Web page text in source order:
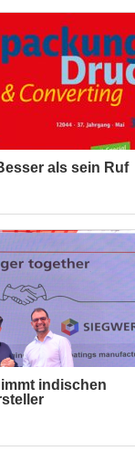
als sein Ruf
indischen